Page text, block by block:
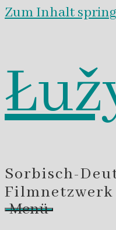
Zum Inhalt
Sorbisch-
Filmnetzwerk
Menü